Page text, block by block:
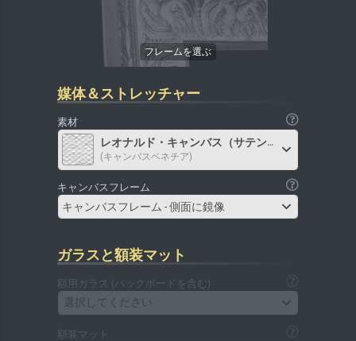
媒体＆ストレッチャー
素材
レオナルド・キャンバス（サテン）
(キャンバスベネチア)
キャンバスフレーム
キャンバスフレーム - 側面に鏡像
ガラスと額装マット
額用ガラス (バックボードを含む)
選択してください
額装マット